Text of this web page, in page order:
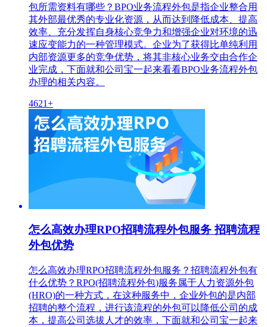
包所需资料有哪些？BPO业务流程外包是指企业整合用
其外部最优秀的专业化资源，从而达到降低成本、提高
效率、充分发挥自身核心竞争力和增强企业对环境的迅
速应变能力的一种管理模式。企业为了获得比单纯利用
内部资源更多的竞争优势，将其非核心业务交由合作企
业完成，下面就和公司宝一起来看看BPO业务流程外包
办理的相关内容。
4621+
怎么高效办理RPO招聘流程外包服务 招聘流程
外包优势
怎么高效办理RPO招聘流程外包服务？招聘流程外包有
什么优势？RPO(招聘流程外包)服务属于人力资源外包
(HRO)的一种方式，在这种服务中，企业外包的是内部
招聘的整个流程，进行该流程的外包可以降低公司的成
本，提高公司选拔人才的效率，下面就和公司宝一起来